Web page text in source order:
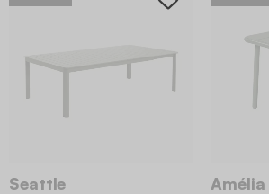
Seattle Amélia